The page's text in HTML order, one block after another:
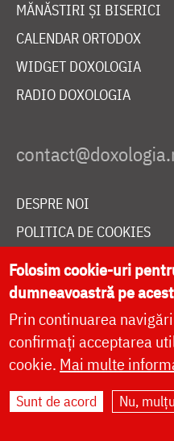
MĂNĂSTIRI ȘI BISERICI
CALENDAR ORTODOX
WIDGET DOXOLOGIA
RADIO DOXOLOGIA
DESPRE NOI
POLITICA DE COOKIES
DONEAZĂ ONLINE
LIVE
Site dezvoltat de
Arhiepiscopia
Folosim cookie-uri
dumneavoastră pe
Prin continuarea
confirmați acceptarea
cookie. Mai multe
Sunt de acord Nu,